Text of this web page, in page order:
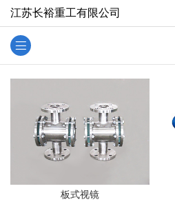
江苏长裕重工有限公司
板式视镜